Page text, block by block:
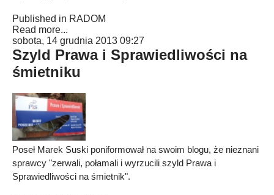
Published in RADOM
Read more...
sobota, 14 grudnia 2013 09:27
Szyld Prawa i Sprawiedliwości na
śmietniku
Poseł Marek Suski poniformował na swoim blogu, że nieznani
sprawcy "zerwali, połamali i wyrzucili szyld Prawa i
Sprawiedliwości na śmietnik".